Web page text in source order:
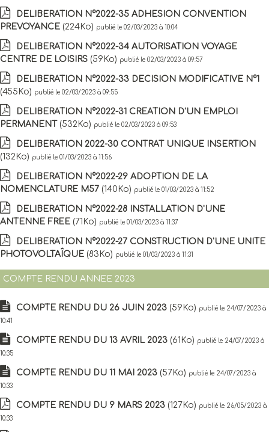
DELIBERATION N°2022-35 ADHESION CONVENTION
PREVOYANCE (224Ko) publié le 02/03/2023 à 10:04
DELIBERATION N°2022-34 AUTORISATION VOYAGE
CENTRE DE LOISIRS (59Ko) publié le 02/03/2023 à 09:57
DELIBERATION N°2022-33 DECISION MODIFICATIVE N°1
(455Ko) publié le 02/03/2023 à 09:55
DELIBERATION N°2022-31 CREATION D'UN EMPLOI
PERMANENT(532Ko) publié le 02/03/2023 à 09:53
DELIBERATION 2022-30 CONTRAT UNIQUE INSERTION
(132Ko) publié le 01/03/2023 à 11:56
DELIBERATION N°2022-29 ADOPTION DE LA
NOMENCLATURE M57 (140Ko) publié le 01/03/2023 à 11:52
DELIBERATION N°2022-28 INSTALLATION D'UNE
ANTENNE FREE (71Ko) publié le 01/03/2023 à 11:37
DELIBERATION N°2022-27 CONSTRUCTION D'UNE UNITE
PHOTOVOLTAÎQUE (83Ko) publié le 01/03/2023 à 11:31
COMPTE RENDU ANNEE 2023
COMPTE RENDU DU 26 JUIN 2023 (59Ko) publié le 24/07/2023 à
10:41
COMPTE RENDU DU 13 AVRIL 2023 (61Ko) publié le 24/07/2023 à
10:35
COMPTE RENDU DU 11 MAI 2023 (57Ko) publié le 24/07/2023 à
10:33
COMPTE RENDU DU 9 MARS 2023 (127Ko) publié le 26/05/2023 à
10:33